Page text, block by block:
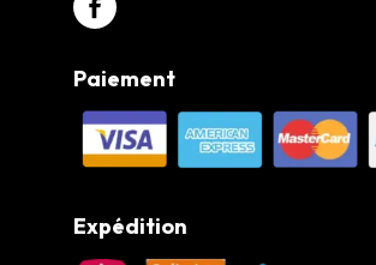
Paiement
Expédition